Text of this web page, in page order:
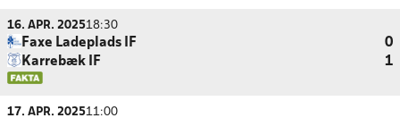
16. APR. 202518:30
Faxe Ladeplads IF
0
Karrebæk IF
1
17. APR. 202511:00